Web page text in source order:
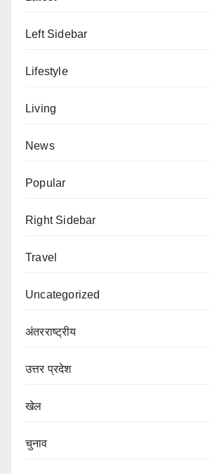
Left Sidebar
Lifestyle
Living
News
Popular
Right Sidebar
Travel
Uncategorized
अंतरराष्ट्रीय
उत्तर प्रदेश
खेल
चुनाव